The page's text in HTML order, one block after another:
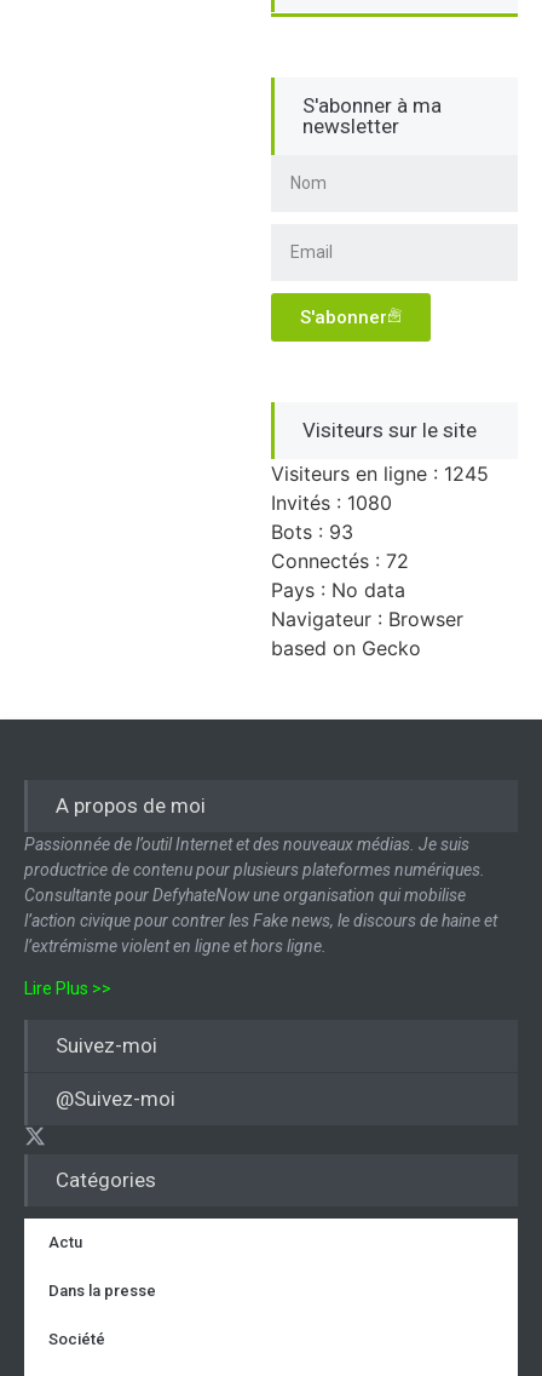
S'abonner à ma
newsletter
S'abonner
Visiteurs sur le site
Visiteurs en ligne : 1245
Invités : 1080
Bots : 93
Connectés : 72
Pays : No data
Navigateur : Browser
based on Gecko
Catégories
Actu
Dans la presse
Société
A propos de moi
Passionnée de l’outil Internet et des nouveaux médias. Je suis
productrice de contenu pour plusieurs plateformes numériques.
Consultante pour DefyhateNow une organisation qui mobilise
l’action civique pour contrer les Fake news, le discours de haine et
l’extrémisme violent en ligne et hors ligne.
Lire Plus >>
Suivez-moi
@Suivez-moi